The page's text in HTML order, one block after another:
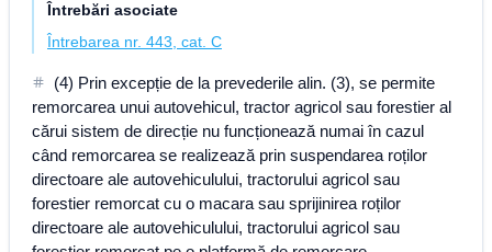
Întrebări asociate
Întrebarea nr. 443, cat. C
(4) Prin excepție de la prevederile alin. (3), se permite
remorcarea unui autovehicul, tractor agricol sau forestier al
cărui sistem de direcție nu funcționează numai în cazul
când remorcarea se realizează prin suspendarea roților
directoare ale autovehiculului, tractorului agricol sau
forestier remorcat cu o macara sau sprijinirea roților
directoare ale autovehiculului, tractorului agricol sau